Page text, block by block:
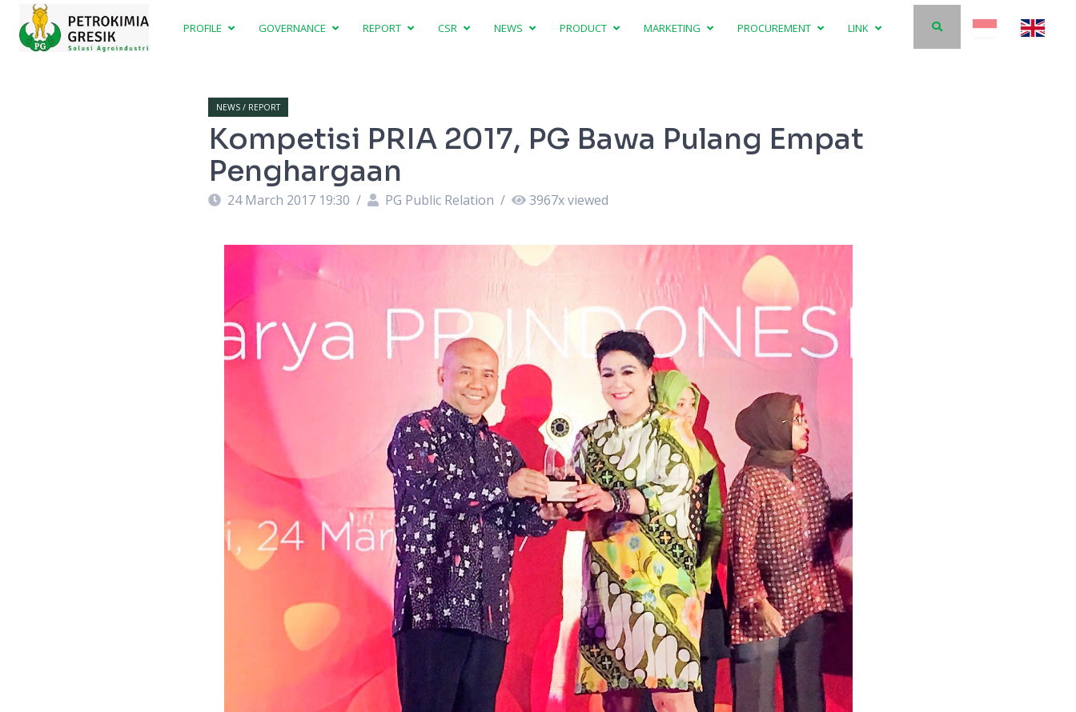
PROFILE GOVERNANCE REPORT CSR NEWS PRODUCT MARKETING PROCUREMENT LINK
NEWS / REPORT
Kompetisi PRIA 2017, PG Bawa Pulang Empat
Penghargaan
24 March 2017 19:30 / PG Public Relation / 3967x viewed